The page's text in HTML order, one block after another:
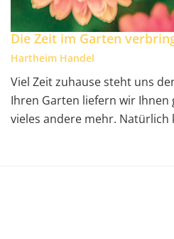
Die Zeit im Garten
Hartheim Handel
Viel Zeit zuhause steht uns
Ihren Garten liefern wir Ihnen
vieles andere mehr. Natürlich